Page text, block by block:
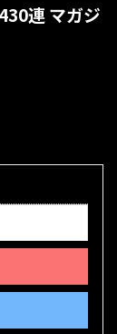
連 マガジ